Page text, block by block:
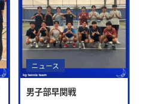
ニュース
男子部早関戦